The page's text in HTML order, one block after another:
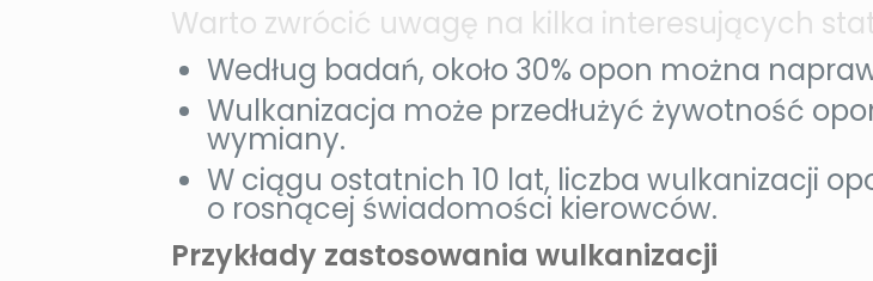
Warto zwrócić uwagę na kilka interesujących
Według badań, około 30% opon można
Wulkanizacja może przedłużyć żywotność
wymiany.
W ciągu ostatnich 10 lat, liczba wulkanizacji
o rosnącej świadomości kierowców.
Przykłady zastosowania wulkanizacji